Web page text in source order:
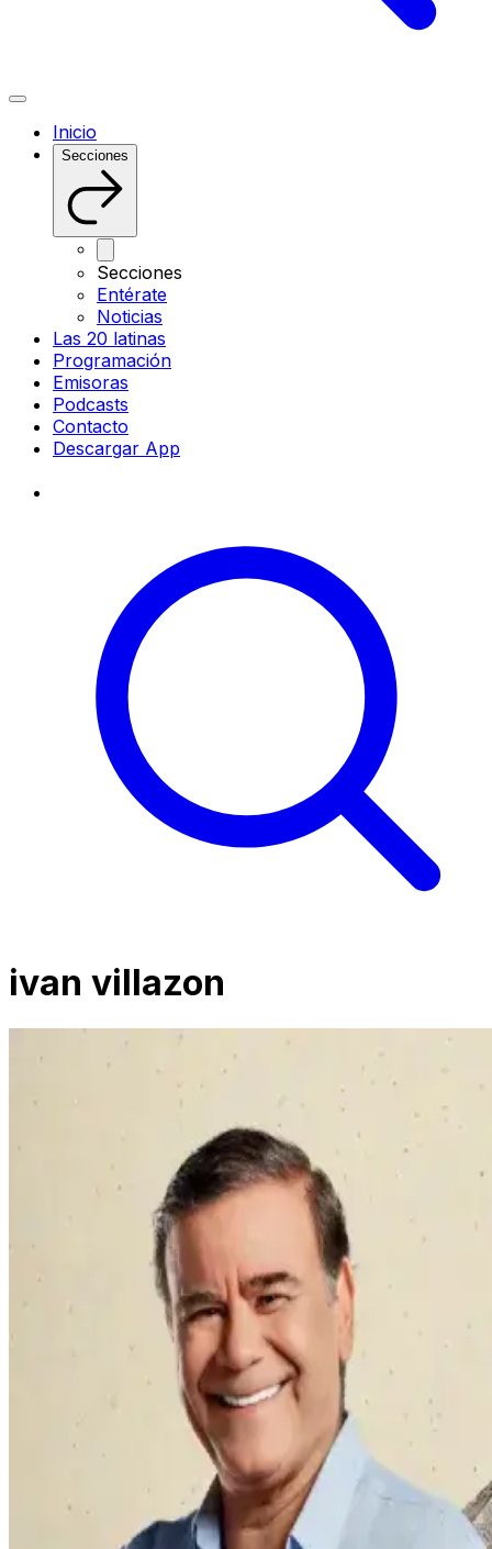
Inicio
Secciones
Secciones
Entérate
Noticias
Las 20 latinas
Programación
Emisoras
Podcasts
Contacto
Descargar App
ivan villazon